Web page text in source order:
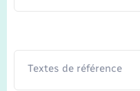
Textes de référence